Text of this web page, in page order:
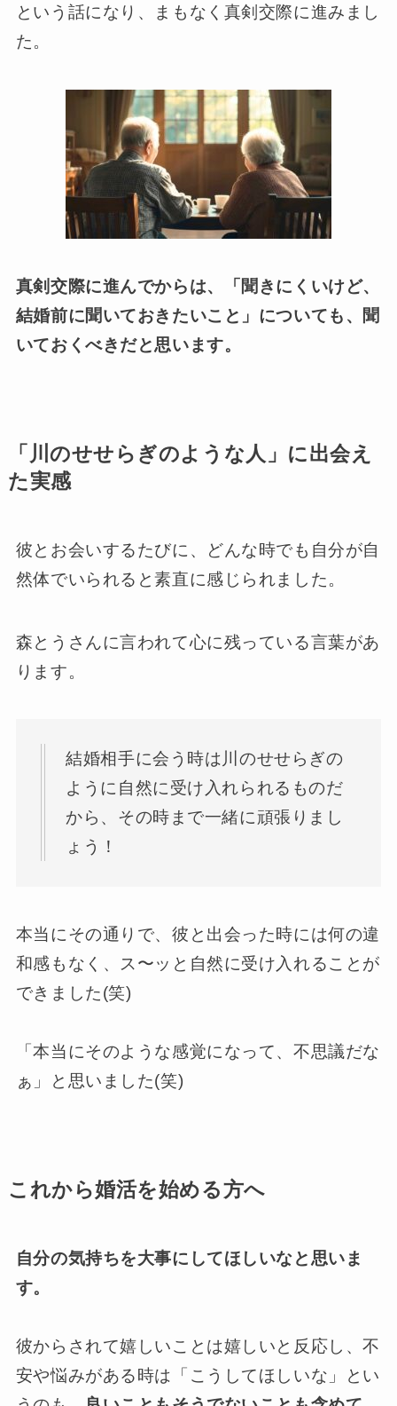
という話になり、まもなく真剣交際に進みまし
た。
真剣交際に進んでからは、「聞きにくいけど、
結婚前に聞いておきたいこと」についても、聞
いておくべきだと思います。
「川のせせらぎのような人」に出会え
た実感
彼とお会いするたびに、どんな時でも自分が自
然体でいられると素直に感じられました。
森とうさんに言われて心に残っている言葉があ
ります。
結婚相手に会う時は川のせせらぎの
ように自然に受け入れられるものだ
から、その時まで一緒に頑張りまし
ょう！
本当にその通りで、彼と出会った時には何の違
和感もなく、ス〜ッと自然に受け入れることが
できました(笑)
「本当にそのような感覚になって、不思議だな
ぁ」と思いました(笑)
これから婚活を始める方へ
自分の気持ちを大事にしてほしいなと思いま
す。
彼からされて嬉しいことは嬉しいと反応し、不
安や悩みがある時は「こうしてほしいな」とい